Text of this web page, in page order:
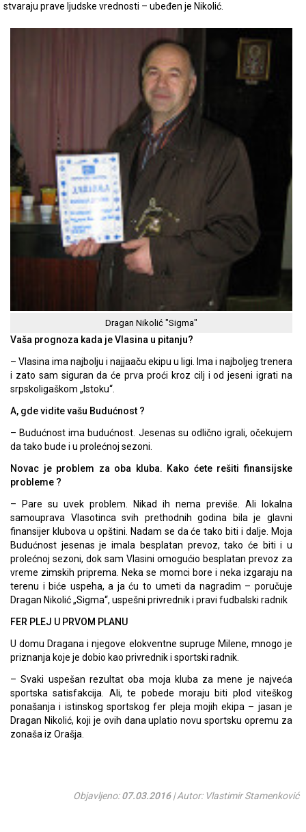
stvaraju prave ljudske vrednosti – ubeđen je Nikolić.
Dragan Nikolić "Sigma"
Vaša prognoza kada je Vlasina u pitanju?
– Vlasina ima najbolju i najjaaču ekipu u ligi. Ima i najboljeg trenera
i zato sam siguran da će prva proći kroz cilj i od jeseni igrati na
srpskoligaškom „Istoku“.
A, gde vidite vašu Budućnost ?
– Budućnost ima budućnost. Jesenas su odlično igrali, očekujem
da tako bude i u prolećnoj sezoni.
Novac je problem za oba kluba. Kako ćete rešiti finansijske
probleme ?
– Pare su uvek problem. Nikad ih nema previše. Ali lokalna
samouprava Vlasotinca svih prethodnih godina bila je glavni
finansijer klubova u opštini. Nadam se da će tako biti i dalje. Moja
Budućnost jesenas je imala besplatan prevoz, tako će biti i u
prolećnoj sezoni, dok sam Vlasini omogućio besplatan prevoz za
vreme zimskih priprema. Neka se momci bore i neka izgaraju na
terenu i biće uspeha, a ja ću to umeti da nagradim – poručuje
Dragan Nikolić „Sigma“, uspešni privrednik i pravi fudbalski radnik
FER PLEJ U PRVOM PLANU
U domu Dragana i njegove elokventne supruge Milene, mnogo je
priznanja koje je dobio kao privrednik i sportski radnik.
– Svaki uspešan rezultat oba moja kluba za mene je najveća
sportska satisfakcija. Ali, te pobede moraju biti plod viteškog
ponašanja i istinskog sportskog fer pleja mojih ekipa – jasan je
Dragan Nikolić, koji je ovih dana uplatio novu sportsku opremu za
zonaša iz Orašja.
Objavljeno:07.03.2016| Autor: Vlastimir Stamenković